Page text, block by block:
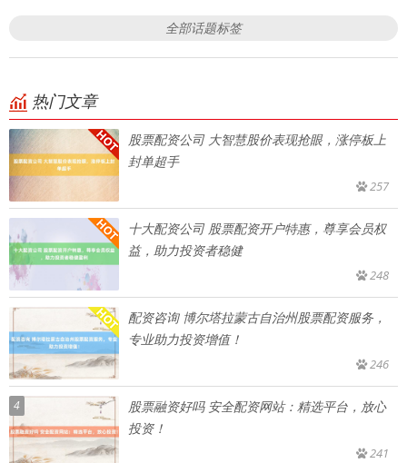
全部话题标签
热门文章
股票配资公司 大智慧股价表现抢眼，涨停板上
封单超手
257
十大配资公司 股票配资开户特惠，尊享会员权
益，助力投资者稳健
248
配资咨询 博尔塔拉蒙古自治州股票配资服务，
专业助力投资增值！
246
4
股票融资好吗 安全配资网站：精选平台，放心
投资！
241